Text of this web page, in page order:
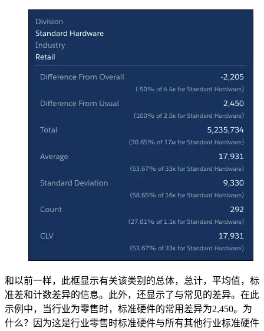
和以前一样，此框显示有关该类别的总体，总计，平均值，标
准差和计数差异的信息。此外，还显示了与常见的差异。在此
示例中，当行业为零售时，标准硬件的常用差异为2,450。为
什么？因为这是行业零售时标准硬件与所有其他行业标准硬件